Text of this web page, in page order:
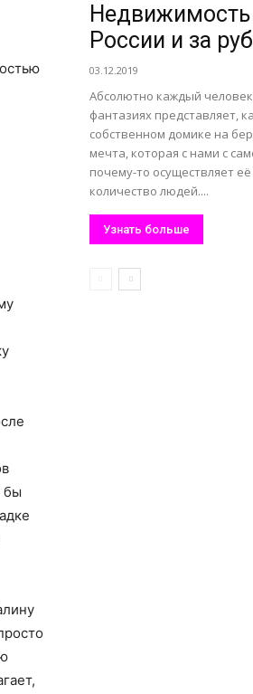
бы
России и за
03.12.2019
Абсолютно каждый
фантазиях представляет,
собственном домике на
мечта, которая с нами с
почему-то осуществляет
количество людей....
Узнать больше